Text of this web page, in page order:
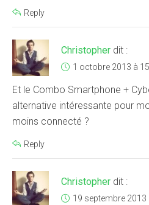
Reply
Christopher dit :
1 octobre 2013 à
Et le Combo Smartphone +
alternative intéressante pour
moins connecté ?
Reply
Christopher dit :
19 septembre 2013